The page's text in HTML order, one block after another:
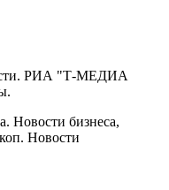
РИА "Т-МЕДИА
Новости бизнеса,
Новости